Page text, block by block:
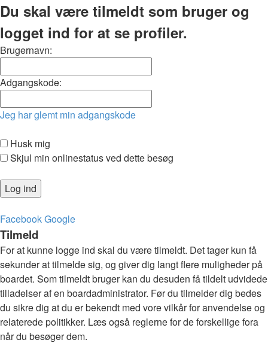
Du skal være tilmeldt som bruger og
logget ind for at se profiler.
Brugernavn:
Adgangskode:
Jeg har glemt min adgangskode
Husk mig
Skjul min onlinestatus ved dette besøg
FacebookGoogle
Tilmeld
For at kunne logge ind skal du være tilmeldt. Det tager kun få
sekunder at tilmelde sig, og giver dig langt flere muligheder på
boardet. Som tilmeldt bruger kan du desuden få tildelt udvidede
tilladelser af en boardadministrator. Før du tilmelder dig bedes
du sikre dig at du er bekendt med vore vilkår for anvendelse og
relaterede politikker. Læs også reglerne for de forskellige fora
når du besøger dem.